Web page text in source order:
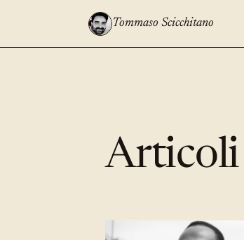
Tommaso Scicchitano
Articoli